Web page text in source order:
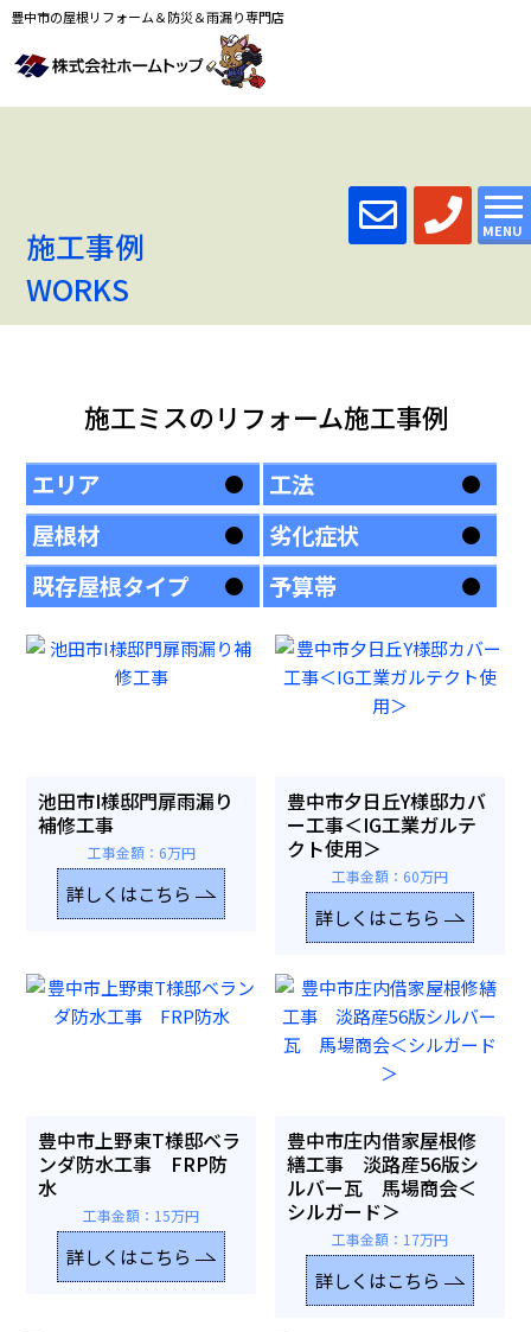
豊中市の屋根リフォーム＆防災＆雨漏り専門店
MENU
施工事例
WORKS
施工ミスのリフォーム施工事例
エリア
工法
屋根材
劣化症状
既存屋根タイプ
予算帯
池田市I様邸門扉雨漏り
補修工事
工事金額：6万円
詳しくはこちら
豊中市夕日丘Y様邸カバ
ー工事＜IG工業ガルテ
クト使用＞
工事金額：60万円
詳しくはこちら
豊中市上野東T様邸ベラ
ンダ防水工事 FRP防
水
工事金額：15万円
詳しくはこちら
豊中市庄内借家屋根修
繕工事 淡路産56版シ
ルバー瓦 馬場商会＜
シルガード＞
工事金額：17万円
詳しくはこちら